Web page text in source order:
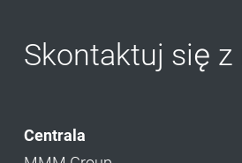
Skontaktuj się z
Centrala